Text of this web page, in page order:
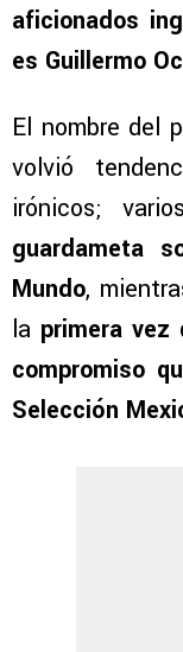
aficionados
es Guillermo
El nombre del
volvió
irónicos;
guardameta
Mundo,
la primera vez
compromiso
Selección